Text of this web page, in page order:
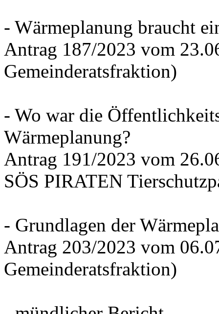
- Wärmeplanung braucht
Antrag 187/2023 vom
Gemeinderatsfraktion)
- Wo war die
Wärmeplanung?
Antrag 191/2023 vom
SÖS PIRATEN
- Grundlagen der
Antrag 203/2023 vom
Gemeinderatsfraktion)